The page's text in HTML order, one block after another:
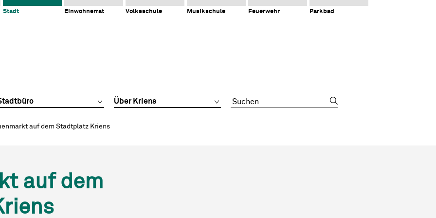
Stadt Einwohnerrat Volksschule Musikschule Feuerwehr Parkbad
Über Kriens Suchbegriff
auf dem Stadtplatz Kriens
auf dem